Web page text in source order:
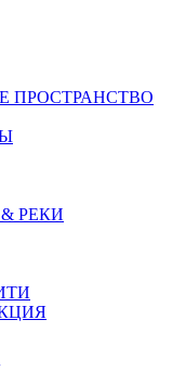
ПРОСТРАНСТВО
РЕКИ